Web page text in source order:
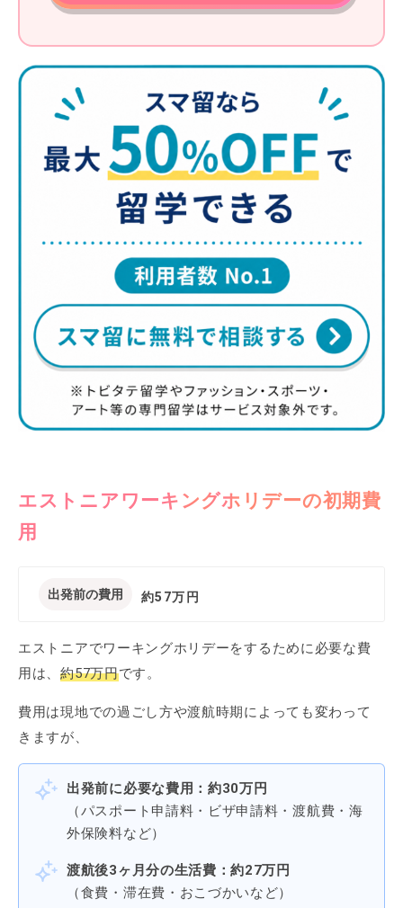
エストニアワーキングホリデーの初期費
用
出発前の費用 約57万円
エストニアでワーキングホリデーをするために必要な費
用は、約57万円です。
費用は現地での過ごし方や渡航時期によっても変わって
きますが、
出発前に必要な費用：約30万円
（パスポート申請料・ビザ申請料・渡航費・海
外保険料など）
渡航後3ヶ月分の生活費：約27万円
（食費・滞在費・おこづかいなど）